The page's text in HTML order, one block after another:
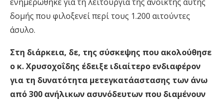
δομής που φιλοξενεί περί τους 1.200 αιτούντες
άσυλο.
Στη διάρκεια, δε, της σύσκεψης που ακολούθησε
ο κ. Χρυσοχοΐδης έδειξε ιδιαίτερο ενδιαφέρον
για τη δυνατότητα μετεγκατάαστασης των άνω
από 300 ανήλικων ασυνόδευτων που διαμένουν